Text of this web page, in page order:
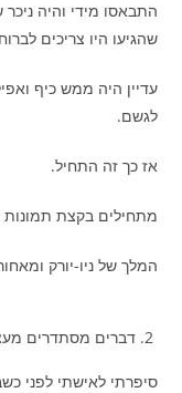
התבאסו מידי והיה
שהגיעו היו צריכים
עדיין היה ממש כיף
לגשם.
אז כך זה התחיל.
מתחילים בקצת תמונות
המלך של ניו-יורק
דברים מסתדרים
סיפרתי לאישתי לפני